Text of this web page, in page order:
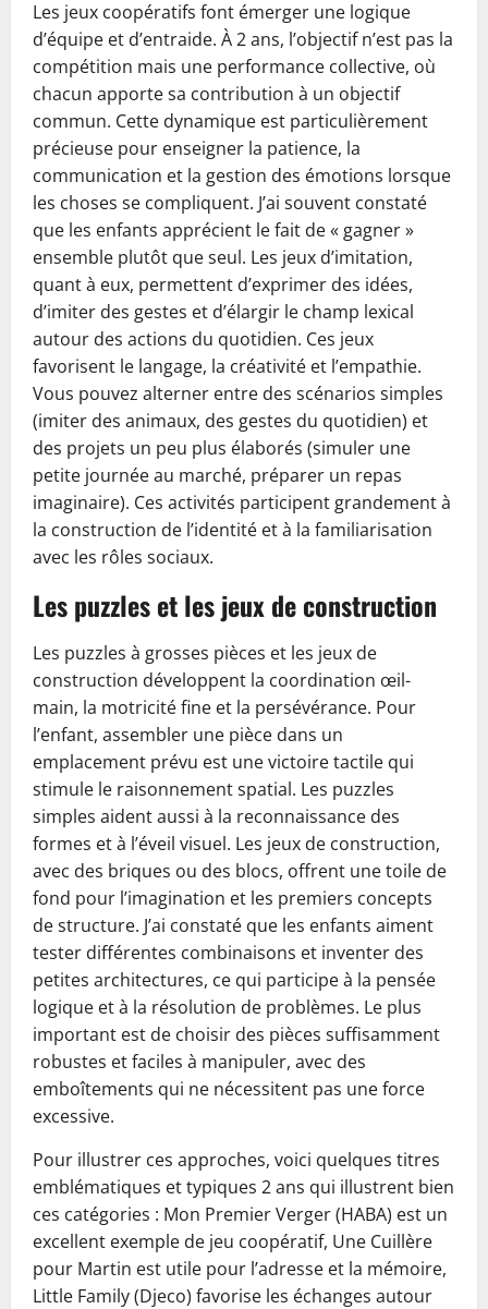
Les jeux coopératifs font émerger une logique
d’équipe et d’entraide. À 2 ans, l’objectif n’est pas la
compétition mais une performance collective, où
chacun apporte sa contribution à un objectif
commun. Cette dynamique est particulièrement
précieuse pour enseigner la patience, la
communication et la gestion des émotions lorsque
les choses se compliquent. J’ai souvent constaté
que les enfants apprécient le fait de « gagner »
ensemble plutôt que seul. Les jeux d’imitation,
quant à eux, permettent d’exprimer des idées,
d’imiter des gestes et d’élargir le champ lexical
autour des actions du quotidien. Ces jeux
favorisent le langage, la créativité et l’empathie.
Vous pouvez alterner entre des scénarios simples
(imiter des animaux, des gestes du quotidien) et
des projets un peu plus élaborés (simuler une
petite journée au marché, préparer un repas
imaginaire). Ces activités participent grandement à
la construction de l’identité et à la familiarisation
avec les rôles sociaux.
Les puzzles et les jeux de construction
Les puzzles à grosses pièces et les jeux de
construction développent la coordination œil-
main, la motricité fine et la persévérance. Pour
l’enfant, assembler une pièce dans un
emplacement prévu est une victoire tactile qui
stimule le raisonnement spatial. Les puzzles
simples aident aussi à la reconnaissance des
formes et à l’éveil visuel. Les jeux de construction,
avec des briques ou des blocs, offrent une toile de
fond pour l’imagination et les premiers concepts
de structure. J’ai constaté que les enfants aiment
tester différentes combinaisons et inventer des
petites architectures, ce qui participe à la pensée
logique et à la résolution de problèmes. Le plus
important est de choisir des pièces suffisamment
robustes et faciles à manipuler, avec des
emboîtements qui ne nécessitent pas une force
excessive.
Pour illustrer ces approches, voici quelques titres
emblématiques et typiques 2 ans qui illustrent bien
ces catégories : Mon Premier Verger (HABA) est un
excellent exemple de jeu coopératif, Une Cuillère
pour Martin est utile pour l’adresse et la mémoire,
Little Family (Djeco) favorise les échanges autour